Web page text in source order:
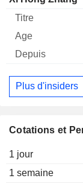
Cotations et
1 jour
1 semaine
Plus d'insiders